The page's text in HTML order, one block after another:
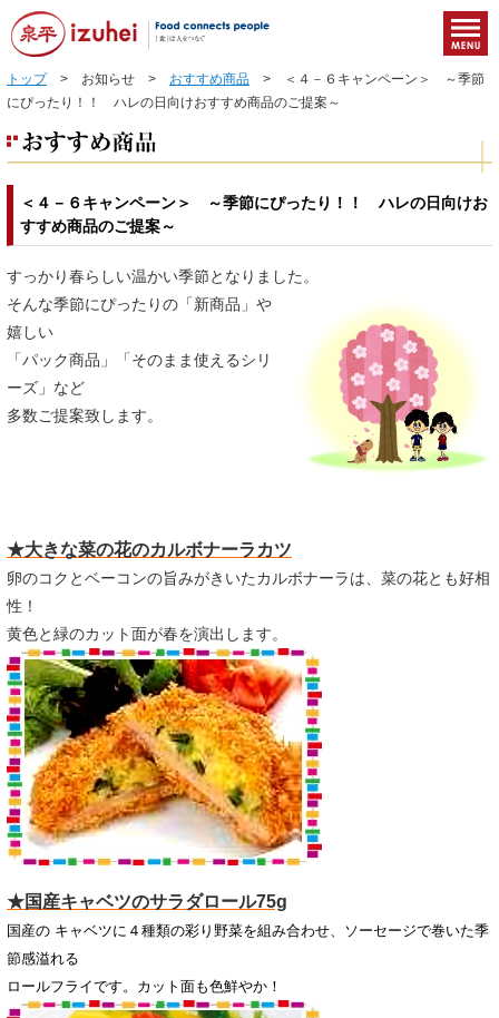
トップ> お知らせ > おすすめ商品 > ＜４－６キャンペーン＞ ～季節
にぴったり！！ ハレの日向けおすすめ商品のご提案～
＜４－６キャンペーン＞ ～季節にぴったり！！ ハレの日向けお
すすめ商品のご提案～
すっかり春らしい温かい季節となりました。
そんな季節にぴったりの「新商品」や
嬉しい
「パック商品」「そのまま使えるシリ
ーズ」など
多数ご提案致します。
★大きな菜の花のカルボナーラカツ
卵のコクとベーコンの旨みがきいたカルボナーラは、菜の花とも好相
性！
黄色と緑のカット面が春を演出します。
★国産キャベツのサラダロール75g
国産の キャベツに４種類の彩り野菜を組み合わせ、ソーセージで巻いた季
節感溢れる
ロールフライです。カット面も色鮮やか！